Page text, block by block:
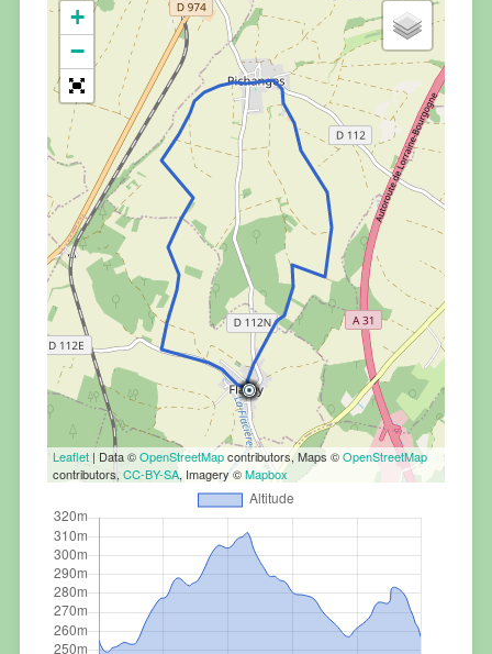
+
−
Leaflet| Data ©OpenStreetMapcontributors, Maps ©OpenStreetMap
contributors,CC-BY-SA, Imagery ©Mapbox